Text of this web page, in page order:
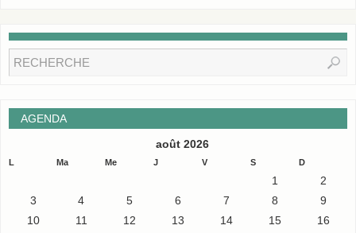
AGENDA
août 2026
L Ma Me J V S D
1
2
3
4 5 6 7 8
9
10
11 12 13 14 15
16